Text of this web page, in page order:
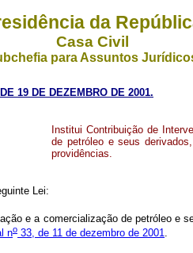
da
Casa Civil
para Assuntos
19 DE DEZEMBRO DE 2001.
Institui Contribuição de
de petróleo e seus
providências.
Lei:
e a comercialização de petróleo
no 33, de 11 de dezembro de 2001.